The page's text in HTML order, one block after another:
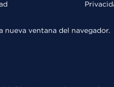
nueva ventana del navegador.